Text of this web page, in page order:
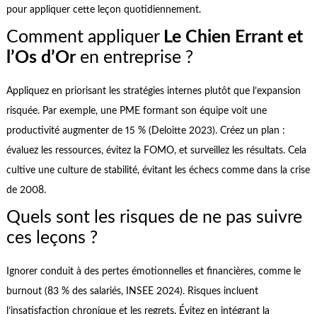
pour appliquer cette leçon quotidiennement.
Comment appliquer Le Chien Errant et
l’Os d’Oren entreprise ?
Appliquez en priorisant les stratégies internes plutôt que l’expansion
risquée. Par exemple, une PME formant son équipe voit une
productivité augmenter de 15 % (Deloitte 2023). Créez un plan :
évaluez les ressources, évitez la FOMO, et surveillez les résultats. Cela
cultive une culture de stabilité, évitant les échecs comme dans la crise
de 2008.
Quels sont les risques de ne pas suivre
ces leçons ?
Ignorer conduit à des pertes émotionnelles et financières, comme le
burnout (83 % des salariés, INSEE 2024). Risques incluent
l’insatisfaction chronique et les regrets. Évitez en intégrant la